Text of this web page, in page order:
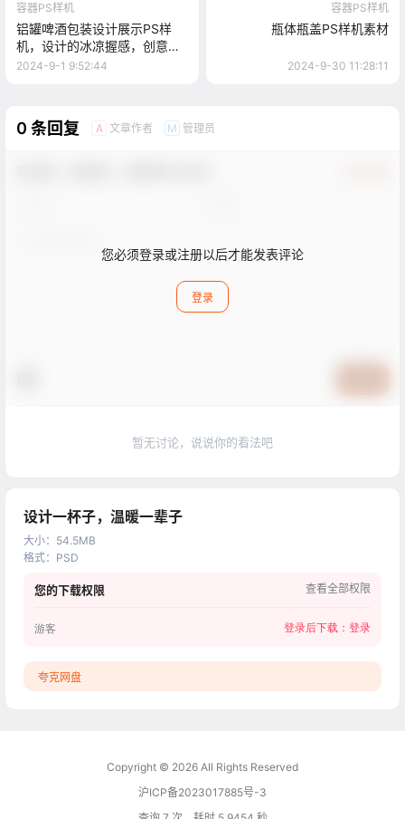
容器PS样机
铝罐啤酒包装设计展示PS样
机，设计的冰凉握感，创意的
畅饮符号，让每一罐啤酒都成
2024-9-1 9:52:44
容器PS样机
瓶体瓶盖PS样机素材
2024-9-30 11:28:11
0 条回复 A 文章作者 M 管理员
您必须登录或注册以后才能发表评论
登录
暂无讨论，说说你的看法吧
设计一杯子，温暖一辈子
大小： 54.5MB
格式： PSD
您的下载权限 查看全部权限
游客 登录后下载： 登录
夸克网盘
Copyright © 2026 All Rights Reserved
沪ICP备2023017885号-3